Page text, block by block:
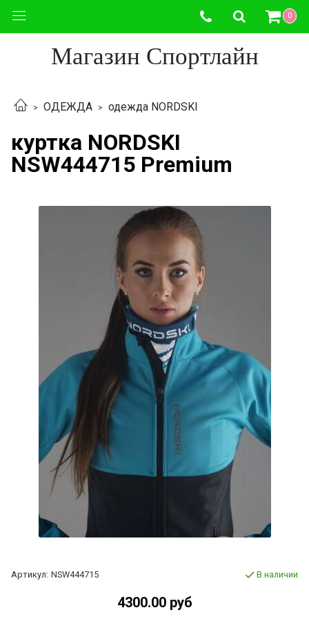
0
Магазин Спортлайн
ОДЕЖДА одежда NORDSKI
куртка NORDSKI
NSW444715 Premium
Артикул: NSW444715 В наличии
4300.00 руб